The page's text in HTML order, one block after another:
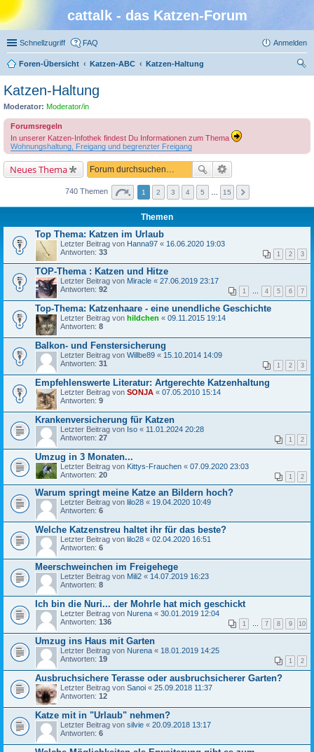
cattalk - das Katzen-Forum
Schnellzugriff FAQ Anmelden
Foren-Übersicht Katzen-ABC
Katzen-Haltung
Katzen-Haltung
Moderator: Moderator/in
Forumsregeln
In unserer Katzen-Infothek findest Du Informationen zum Thema
Wohnungshaltung, Freigang und begrenzter Freigang
Neues Thema
740 Themen 1 2 3 4 5 15
Themen
Top Thema: Katzen im Urlaub
Letzter Beitrag von Hanna97 « 16.06.2020 19:03
Antworten: 33 1 2 3
TOP-Thema : Katzen und Hitze
Letzter Beitrag von Miracle « 27.06.2019 23:17
Antworten: 92 1 … 4 5 6 7
Top-Thema: Katzenhaare - eine unendliche Geschichte
Letzter Beitrag von hildchen « 09.11.2015 19:14
Antworten: 8
Balkon- und Fenstersicherung
Letzter Beitrag von Willbe89 « 15.10.2014 14:09
Antworten: 31 1 2 3
Empfehlenswerte Literatur: Artgerechte Katzenhaltung
Letzter Beitrag von SONJA « 07.05.2010 15:14
Antworten: 9
Krankenversicherung für Katzen
Letzter Beitrag von Iso « 11.01.2024 20:28
Antworten: 27 1 2
Umzug in 3 Monaten...
Letzter Beitrag von Kittys-Frauchen « 07.09.2020 23:03
Antworten: 20 1 2
Warum springt meine Katze an Bildern hoch?
Letzter Beitrag von lilo28 « 19.04.2020 10:49
Antworten: 6
Welche Katzenstreu haltet ihr für das beste?
Letzter Beitrag von lilo28 « 02.04.2020 16:51
Antworten: 6
Meerschweinchen im Freigehege
Letzter Beitrag von Mili2 « 14.07.2019 16:23
Antworten: 8
Ich bin die Nuri... der Mohrle hat mich geschickt
Letzter Beitrag von Nurena « 30.01.2019 12:04
Antworten: 136 1 … 7 8 9 10
Umzug ins Haus mit Garten
Letzter Beitrag von Nurena « 18.01.2019 14:25
Antworten: 19 1 2
Ausbruchsichere Terasse oder ausbruchsicherer Garten?
Letzter Beitrag von Sanoi « 25.09.2018 11:37
Antworten: 12
Katze mit in "Urlaub" nehmen?
Letzter Beitrag von silvie « 20.09.2018 13:17
Antworten: 6